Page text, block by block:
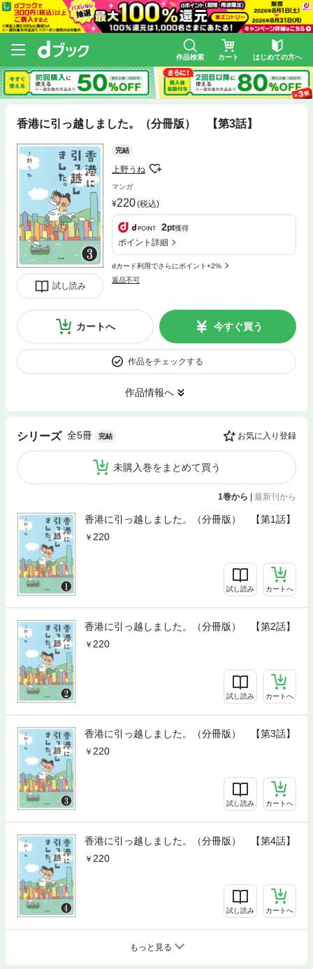
作品検索 カート はじめての方へ
香港に引っ越しました。（分冊版） 【第3話】
試し読み
完結
上野うね
マンガ
220(税込)
2pt獲得
ポイント詳細
dカード利用でさらにポイント+2%
返品不可
カートへ 今すぐ買う
作品をチェックする
作品情報へ
シリーズ 全5冊 完結 お気に入り登録
未購入巻をまとめて買う
1巻から | 最新刊から
香港に引っ越しました。（分冊版） 【第1話】
220
試し読み カートへ
香港に引っ越しました。（分冊版） 【第2話】
220
試し読み カートへ
香港に引っ越しました。（分冊版） 【第3話】
220
試し読み カートへ
香港に引っ越しました。（分冊版） 【第4話】
220
試し読み カートへ
もっと見る